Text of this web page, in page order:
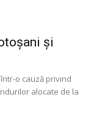
şi
o cauză privind
alocate de la